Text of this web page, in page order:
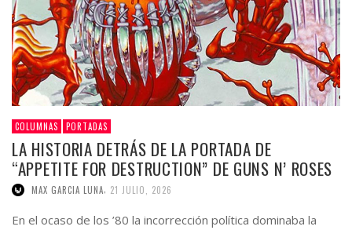
COLUMNAS PORTADAS
LA HISTORIA DETRÁS DE LA PORTADA DE
“APPETITE FOR DESTRUCTION” DE GUNS N’ ROSES
MAX GARCIA LUNA,
En el ocaso de los ’80 la incorrección política dominaba la
escena. En ese contexto, el grupo surgido de la unión de los
miembros de …
Ver más 0 Comentarios